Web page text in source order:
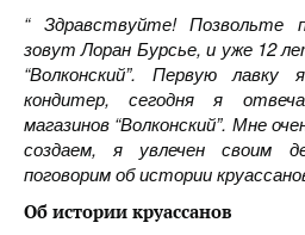
“ Здравствуйте!
зовут Лоран Бурсье, и уже 12
“Волконский”. Первую
кондитер, сегодня я
магазинов “Волконский”. Мне
создаем, я увлечен своим
поговорим об истории
Об истории круассанов